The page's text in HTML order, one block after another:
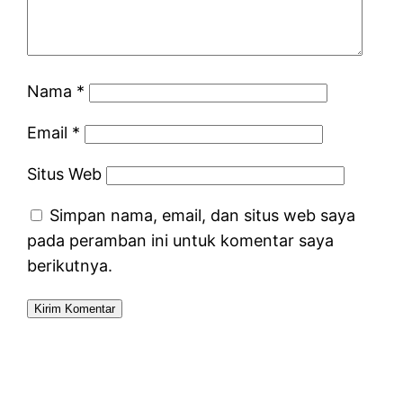
Nama *
Email *
Situs Web
Simpan nama, email, dan situs web saya
pada peramban ini untuk komentar saya
berikutnya.